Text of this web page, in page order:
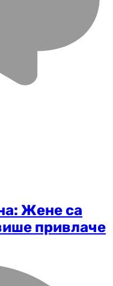
Жене са
привлаче